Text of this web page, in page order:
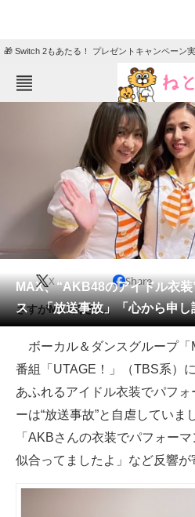
🎁 Switch 2もあたる！ プレゼントキャンペーン実
ねとらぼメニュー
ニ
ク
地
教
リ
会員記事
メディア
注目記事を集めた総合ページ
ITの今と未来を見通す
スマホと通信の最新トレンド
進化するPCとデバイスの未来
好きが集まる 比べて選べる
MAX、“AKB48のアイドル衣
ス 「放送事故」「心から申し
X Share
さすがMAX姉さん。
ボーカル＆ダンスグループ「
番組「UTAGE！」（TBS系）
あふれるアイドル衣装でパフ
ーは“放送事故”と自虐していま
「AKBさんの衣装でパフォー
似合ってましたよ」など反響が